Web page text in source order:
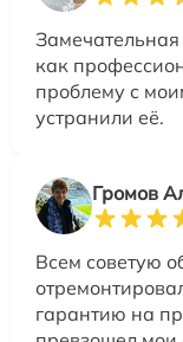
как
проблему с
устранили её.
Громов
Всем советую
гарантию на